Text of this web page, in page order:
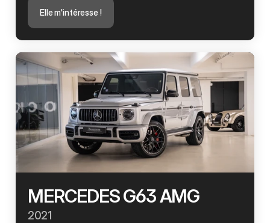
Elle m'intéresse !
MERCEDES G63 AMG
2021